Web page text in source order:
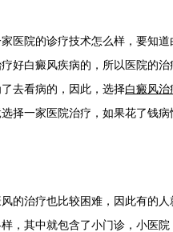
院的诊疗技术怎么样，要知道
好白癜风疾病的，所以医院的
去看病的，因此，选择白癜风治
择一家医院治疗，如果花了钱病
治疗也比较困难，因此有的人
，其中就包含了小门诊，小医